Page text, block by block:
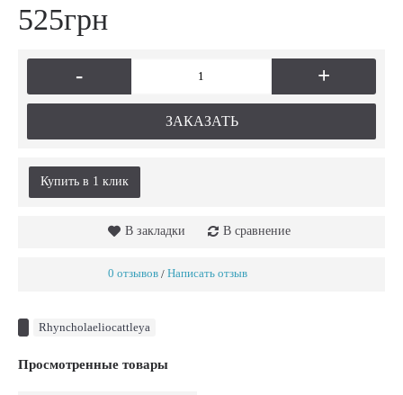
525грн
- +
ЗАКАЗАТЬ
Купить в 1 клик
В закладки В сравнение
0 отзывов / Написать отзыв
Rhyncholaeliocattleya
Просмотренные товары